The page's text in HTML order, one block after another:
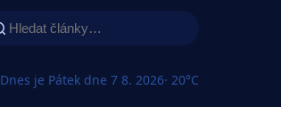
Dnes je Pátek dne 7 8. 2026· 20°C